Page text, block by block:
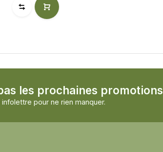
les prochaines promotions
pour ne rien manquer.